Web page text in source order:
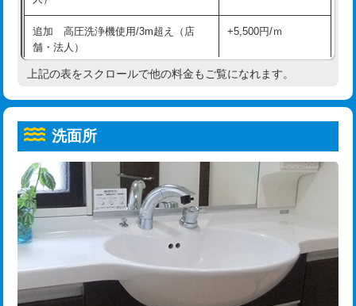
コンクリート斫り（厚さ10㎝超え）
モルタル補修（厚さ10㎝まで） 27,500円
モルタル補修（厚さ10㎝超え） 38,500円
洗面台設置 38,500円
追加人工
廃棄・処分 現場見積
※給水管工事は20mmまでの価格です。
給水管工事※（ホール加工)
給水管工事※（バンド止め) 3,300円
給水管工事※（支持金具設置) 5,500円
給水管工事※（保温材使用（バンド止
め込み）)
5,500円
給水管工事※（土の掘削・埋め戻し作
業)
11,000円
給水管工事※（塩ビ管（VP・HI）使
用/3ｍまで)
33,000円
給水管工事※（塩ビ管（VP・HI）使
用（追加）/3ｍ超え)
給水管工事※（ライニング鋼管・銅
44,000円
追加 高圧洗浄機使用/3m超え（店
舗・法人）
+5,500円/ｍ
高度高圧洗浄換 現地調査
トーラー機使用/3mまで
追加トーラー機使用/3m超え +3,300円
カメラ調査 33,000円
桝清掃
止水・漏水調査・防水処理・清掃・修
理・調整・分解・加工など（軽作業）
11,000円
上記の表をスクロールで他の料金もご覧になれます。
洗面所